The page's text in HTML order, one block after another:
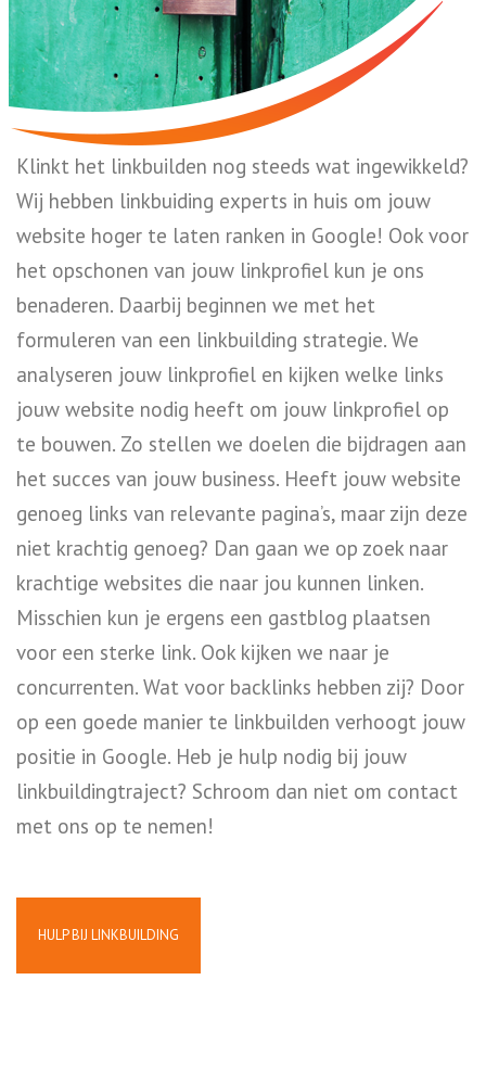
Klinkt het linkbuilden nog steeds wat ingewikkeld?
Wij hebben linkbuiding experts in huis om jouw
website hoger te laten ranken in Google! Ook voor
het opschonen van jouw linkprofiel kun je ons
benaderen. Daarbij beginnen we met het
formuleren van een linkbuilding strategie. We
analyseren jouw linkprofiel en kijken welke links
jouw website nodig heeft om jouw linkprofiel op
te bouwen. Zo stellen we doelen die bijdragen aan
het succes van jouw business. Heeft jouw website
genoeg links van relevante pagina’s, maar zijn deze
niet krachtig genoeg? Dan gaan we op zoek naar
krachtige websites die naar jou kunnen linken.
Misschien kun je ergens een gastblog plaatsen
voor een sterke link. Ook kijken we naar je
concurrenten. Wat voor backlinks hebben zij? Door
op een goede manier te linkbuilden verhoogt jouw
positie in Google. Heb je hulp nodig bij jouw
linkbuildingtraject? Schroom dan niet om contact
met ons op te nemen!
HULP BIJ LINKBUILDING